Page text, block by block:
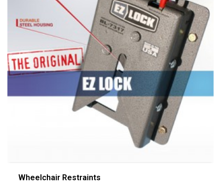
Wheelchair Restraints